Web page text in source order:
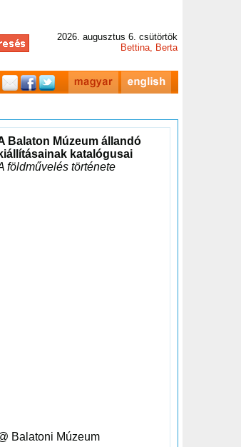
2026. augusztus 6. csütörtök
Bettina, Berta
Balaton Múzeum állandó
kiállításainak katalógusai
földművelés története
Balatoni Múzeum